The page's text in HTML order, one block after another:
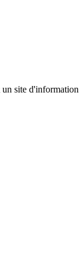
site d'information